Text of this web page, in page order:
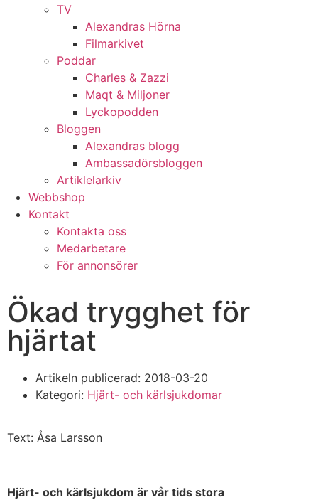
TV
Alexandras Hörna
Filmarkivet
Poddar
Charles & Zazzi
Maqt & Miljoner
Lyckopodden
Bloggen
Alexandras blogg
Ambassadörsbloggen
Artiklelarkiv
Webbshop
Kontakt
Kontakta oss
Medarbetare
För annonsörer
Ökad trygghet för
hjärtat
Artikeln publicerad: 2018-03-20
Kategori: Hjärt- och kärlsjukdomar
Text: Åsa Larsson
Hjärt- och kärlsjukdom är vår tids stora